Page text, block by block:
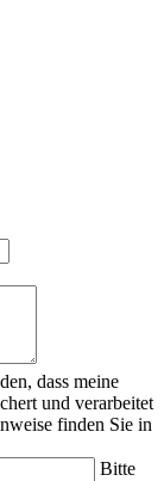
dass meine
und verarbeitet
finden Sie in
Bitte